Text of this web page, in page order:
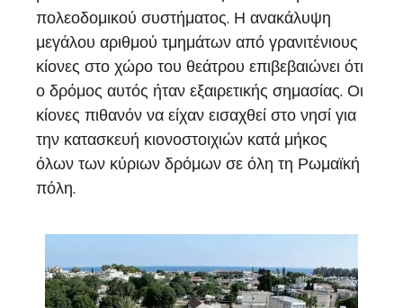
πολεοδομικού συστήματος. Η ανακάλυψη
μεγάλου αριθμού τμημάτων από γρανιτένιους
κίονες στο χώρο του θεάτρου επιβεβαιώνει ότι
ο δρόμος αυτός ήταν εξαιρετικής σημασίας. Οι
κίονες πιθανόν να είχαν εισαχθεί στο νησί για
την κατασκευή κιονοστοιχιών κατά μήκος
όλων των κύριων δρόμων σε όλη τη Ρωμαϊκή
πόλη.